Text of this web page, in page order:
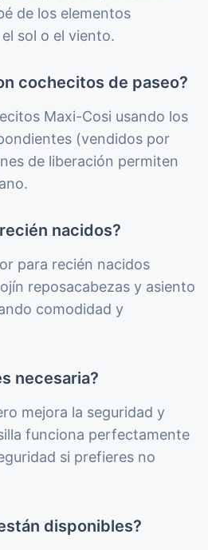
de los elementos
sol o el viento.
cochecitos de paseo?
Maxi-Cosi usando los
(vendidos por
de liberación permiten
nacidos?
para recién nacidos
reposacabezas y asiento
comodidad y
necesaria?
mejora la seguridad y
funciona perfectamente
si prefieres no
disponibles?